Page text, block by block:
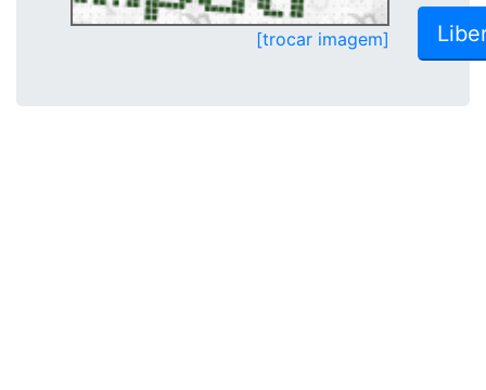
[trocar imagem]